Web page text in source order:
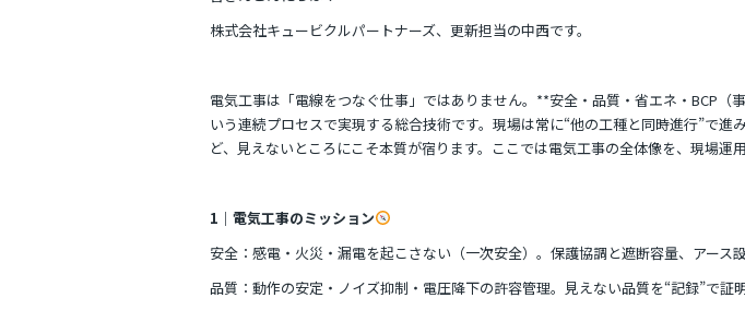
c
e
b
o
o
itt
er
e
株式会社キュービクルパートナーズ、更新担当の中西です。
電気工事は「電線をつなぐ仕事」ではありません。**安全・品質・省エネ・BCP（
いう連続プロセスで実現する総合技術です。現場は常に“他の工種と同時進行”で進
ど、見えないところにこそ本質が宿ります。ここでは電気工事の全体像を、現場運
1｜電気工事のミッション
安全：感電・火災・漏電を起こさない（一次安全）。保護協調と遮断容量、アース設
品質：動作の安定・ノイズ抑制・電圧降下の許容管理。見えない品質を“記録”で証明